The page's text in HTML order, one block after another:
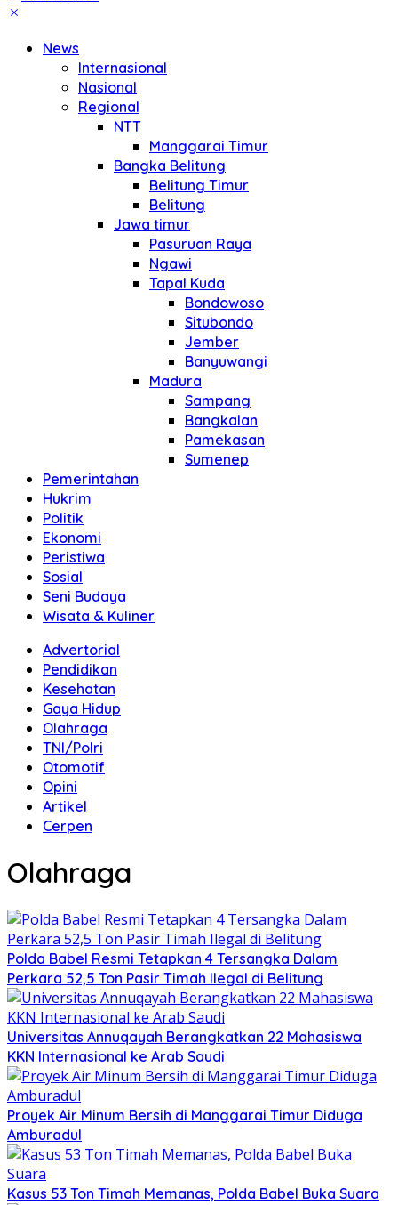
News
Internasional
Nasional
Regional
NTT
Manggarai Timur
Bangka Belitung
Belitung Timur
Belitung
Jawa timur
Pasuruan Raya
Ngawi
Tapal Kuda
Bondowoso
Situbondo
Jember
Banyuwangi
Madura
Sampang
Bangkalan
Pamekasan
Sumenep
Pemerintahan
Hukrim
Politik
Ekonomi
Peristiwa
Sosial
Seni Budaya
Wisata & Kuliner
Advertorial
Pendidikan
Kesehatan
Gaya Hidup
Olahraga
TNI/Polri
Otomotif
Opini
Artikel
Cerpen
Olahraga
Polda Babel Resmi Tetapkan 4 Tersangka Dalam
Perkara 52,5 Ton Pasir Timah Ilegal di Belitung
Universitas Annuqayah Berangkatkan 22 Mahasiswa
KKN Internasional ke Arab Saudi
Proyek Air Minum Bersih di Manggarai Timur Diduga
Amburadul
Kasus 53 Ton Timah Memanas, Polda Babel Buka Suara